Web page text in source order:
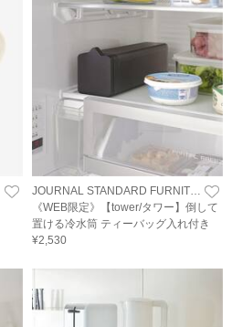
《WEB限定》【tower/タワー】倒して
置ける冷水筒 ティーバッグ入れ付き
¥2,530